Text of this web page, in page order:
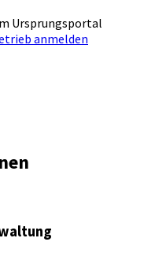
Ursprungsportal
anmelden